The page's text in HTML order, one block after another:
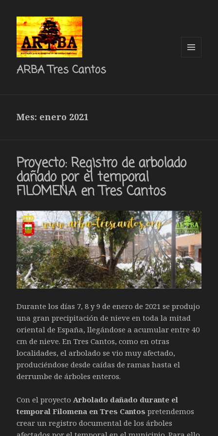
ARBA Tres Cantos
Mes: enero 2021
Proyecto: Registro de arbolado
dañado por el temporal
FILOMENA en Tres Cantos
Durante los días 7, 8 y 9 de enero de 2021 se produjo
una gran precipitación de nieve en toda la mitad
oriental de España, llegándose a acumular entre 40
cm de nieve. En Tres Cantos, como en otras
localidades, el arbolado se vio muy afectado,
produciéndose desde caídas de ramas hasta el
derrumbe de árboles enteros.
Con el proyecto Arbolado dañado durante el
temporal Filomena en Tres Cantospretendemos
crear un registro documental de los árboles